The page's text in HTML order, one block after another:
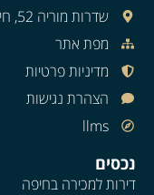
שדרות מוריה 52, חיפה
מפת אתר
מדיניות פרטיות
הצהרת נגישות
llms
נכסים
דירות למכירה בחיפה